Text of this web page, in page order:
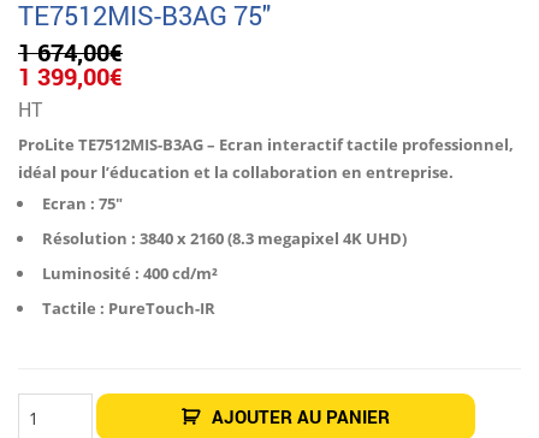
TE7512MIS-B3AG 75″
1 674,00€
Le
prix
initial
était :
1
674,00€.
1 399,00€
est :
1
399,00€.
HT
ProLite TE7512MIS-B3AG – Ecran interactif tactile professionnel,
idéal pour l’éducation et la collaboration en entreprise.
Ecran : 75″
Résolution : 3840 x 2160 (8.3 megapixel 4K UHD)
Luminosité : 400 cd/m²
Tactile : PureTouch-IR
quantité
de AJOUTER AU PANIER